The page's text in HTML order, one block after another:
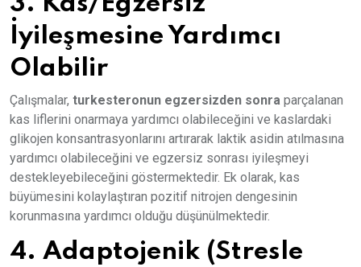
İyileşmesine Yardımcı
Olabilir
Çalışmalar, turkesteronun egzersizden sonra parçalanan
kas liflerini onarmaya yardımcı olabileceğini ve kaslardaki
glikojen konsantrasyonlarını artırarak laktik asidin atılmasına
yardımcı olabileceğini ve egzersiz sonrası iyileşmeyi
destekleyebileceğini göstermektedir. Ek olarak, kas
büyümesini kolaylaştıran pozitif nitrojen dengesinin
korunmasına yardımcı olduğu düşünülmektedir.
4. Adaptojenik (Stresle